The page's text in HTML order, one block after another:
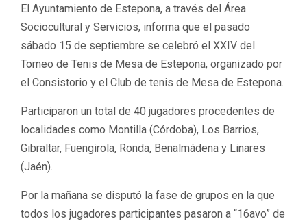
El Ayuntamiento de Estepona, a través del Área
Sociocultural y Servicios, informa que el pasado
sábado 15 de septiembre se celebró el XXIV del
Torneo de Tenis de Mesa de Estepona, organizado por
el Consistorio y el Club de tenis de Mesa de Estepona.
Participaron un total de 40 jugadores procedentes de
localidades como Montilla (Córdoba), Los Barrios,
Gibraltar, Fuengirola, Ronda, Benalmádena y Linares
(Jaén).
Por la mañana se disputó la fase de grupos en la que
todos los jugadores participantes pasaron a “16avo” de